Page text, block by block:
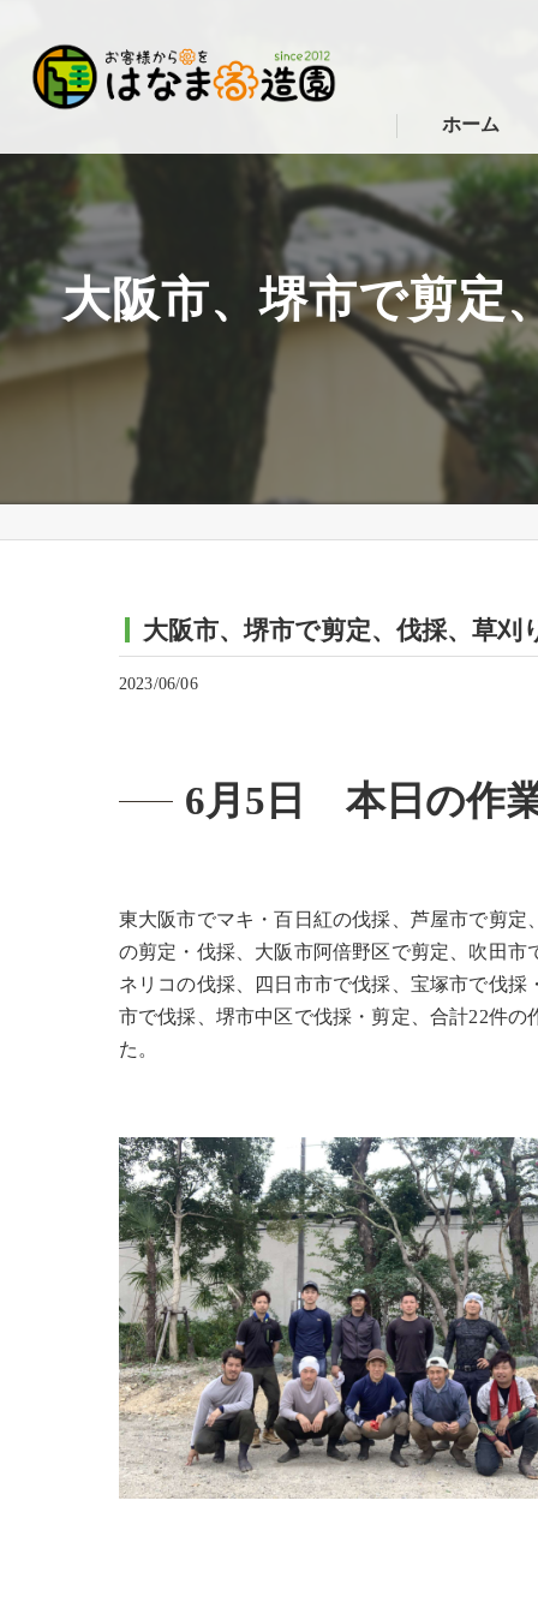
ホーム
大阪市、堺市で剪
大阪市、堺市で剪定、伐採、草
2023/06/06
6月5日 本日の作
東大阪市でマキ・百日紅の伐採、芦屋市で剪
の剪定・伐採、大阪市阿倍野区で剪定、吹田市
ネリコの伐採、四日市市で伐採、宝塚市で伐
市で伐採、堺市中区で伐採・剪定、合計22件
た。